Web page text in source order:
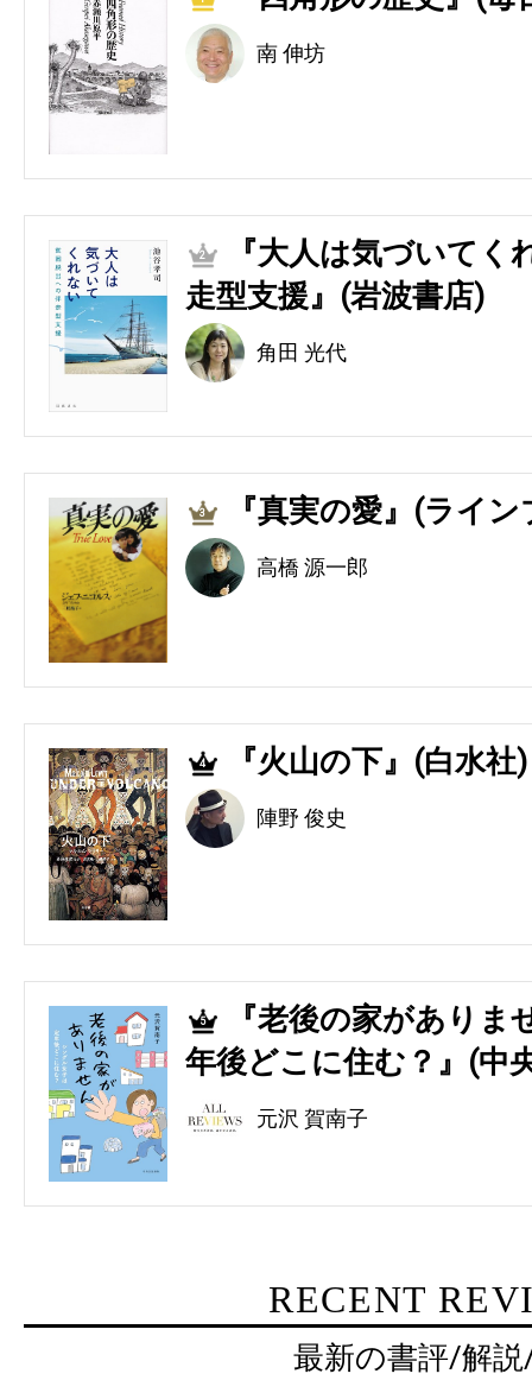
南 伸坊
2
『大人は気づいてく
走型支援』(岩波書店)
角田 光代
3 『真実の愛』(ライ
高橋 源一郎
4 『火山の下』(白水社)
陣野 俊史
5
『老後の家があり
年後どこに住む？』(中
元沢 賀南子
RECENT
最新の書評/解